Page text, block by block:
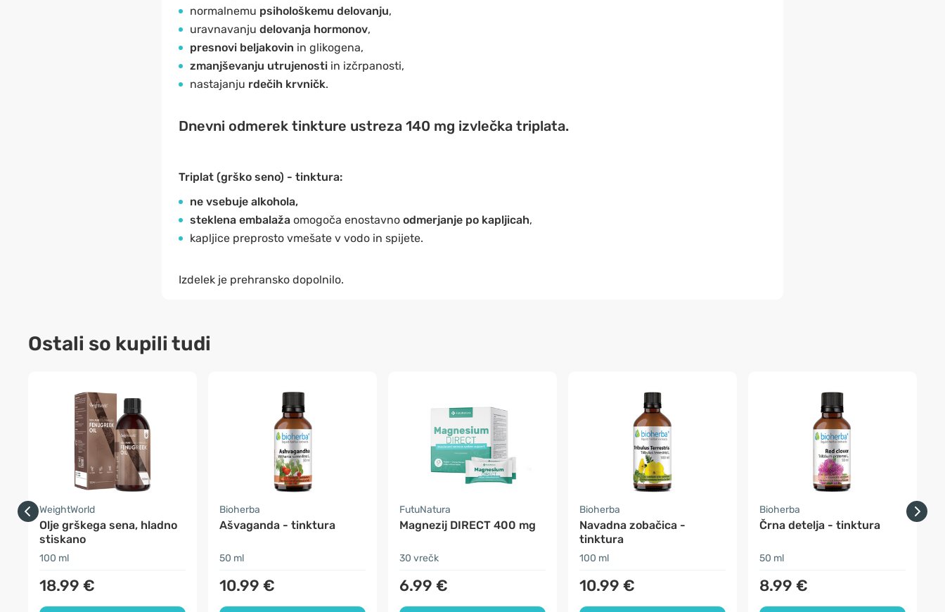
normalnemu psihološkemu delovanju,
uravnavanju delovanja hormonov,
presnovi beljakovin in glikogena,
zmanjševanju utrujenosti in izčrpanosti,
nastajanju rdečih krvničk.
Dnevni odmerek tinkture ustreza 140 mg izvlečka triplata.
Triplat (grško seno) - tinktura:
ne vsebuje alkohola,
steklena embalaža omogoča enostavnoodmerjanje po kapljicah,
kapljice preprosto vmešate v vodo in spijete.
Izdelek je prehransko dopolnilo.
Ostali so kupili tudi
WeightWorld
Olje grškega sena, hladno
stiskano
100 ml
18.99 €
Bioherba
Ašvaganda - tinktura
50 ml
10.99 €
FutuNatura
Magnezij DIRECT 400 mg
30 vrečk
6.99 €
Bioherba
Navadna zobačica -
tinktura
100 ml
10.99 €
Bioherba
Črna detelja - tinktura
50 ml
8.99 €